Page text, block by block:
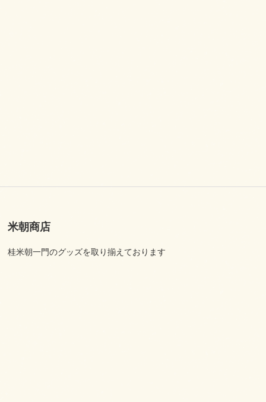
米朝商店
桂米朝一門のグッズを取り揃えております